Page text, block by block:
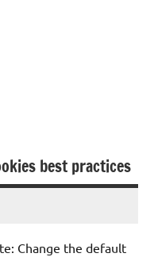
best practices
Change the default